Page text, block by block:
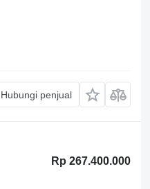
Hubungi penjual
Rp 267.400.000